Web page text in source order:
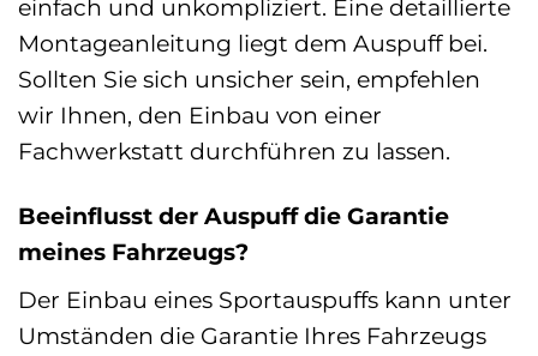
einfach und unkompliziert. Eine detaillierte
Montageanleitung liegt dem Auspuff bei.
Sollten Sie sich unsicher sein, empfehlen
wir Ihnen, den Einbau von einer
Fachwerkstatt durchführen zu lassen.
Beeinflusst der Auspuff die Garantie
meines Fahrzeugs?
Der Einbau eines Sportauspuffs kann unter
Umständen die Garantie Ihres Fahrzeugs